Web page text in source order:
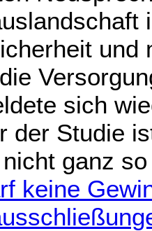
und
sich
der Studie
ganz
keine